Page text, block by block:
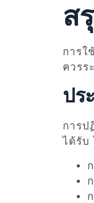
ส
การใ
ควรร
ปร
การป
ได้รับ